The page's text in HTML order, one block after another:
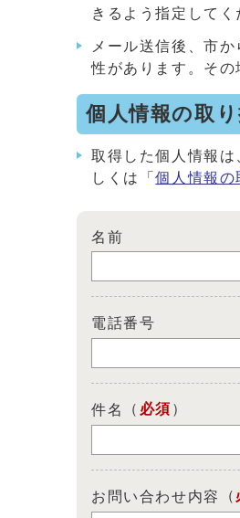
きるよう指定してく
メール送信後、市
性があります。そ
個人情報の取
取得した個人情報
しくは「個人情報の
名前
電話番号
件名 （ 必須 ）
お問い合わせ内容 （